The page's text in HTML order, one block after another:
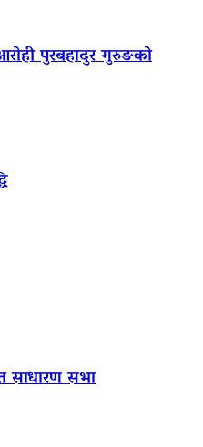
पुरबहादुर गुरुङको
साधारण सभा